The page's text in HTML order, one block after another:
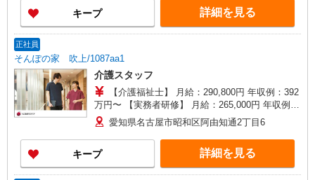
キープ 詳細を見る
正社員
そんぽの家 吹上/1087aa1
介護スタッフ
【介護福祉士】 月給：290,800円 年収例：392
万円〜 【実務者研修】 月給：265,000円 年収例：
360万円〜 【初任者研修・無資格】 月給：
249,300円 年収例：337万円〜 ※職務手当、働き
がい向上手当、日祝手当（月平均2回分）、夜勤手
当（月平均5回分）等、毎月平均的に支払われる手
当を含みます。 ※介護福祉士のみ、特別職務手当
愛知県名古屋市昭和区阿由知通2丁目6
キープ 詳細を見る